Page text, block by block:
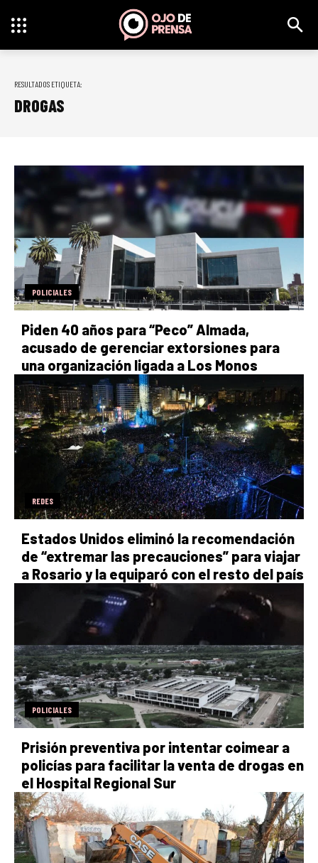
RESULTADOS ETIQUETA:
DROGAS
POLICIALES
Piden 40 años para “Peco” Almada,
acusado de gerenciar extorsiones para
una organización ligada a Los Monos
REDES
Estados Unidos eliminó la recomendación
de “extremar las precauciones” para viajar
a Rosario y la equiparó con el resto del país
POLICIALES
Prisión preventiva por intentar coimear a
policías para facilitar la venta de drogas en
el Hospital Regional Sur